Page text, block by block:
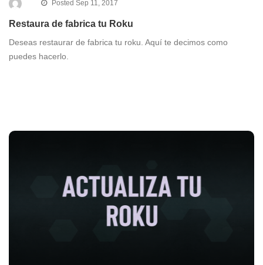
Posted Sep 11, 2017
Restaura de fabrica tu Roku
Deseas restaurar de fabrica tu roku. Aquí te decimos como
puedes hacerlo.